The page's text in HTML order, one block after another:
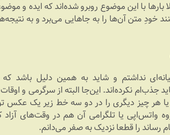
بارها با این موضوع روبرو شده‌اند که ایده و
خودِ متن آن‌ها را به جاهایی می‌برد و به
نداشتم و شاید به همین دلیل باشد
جذب‌ام نکرده‌اند. این‌جا البته از سرگرمی و
یا هر چیز دیگری را در دو سه خط زیر یک عکس
واتس‌اپی یا تلگرامی آن هم در وقت‌های آزاد
رساند را قطعا نزدیک به صفر می‌دانم.